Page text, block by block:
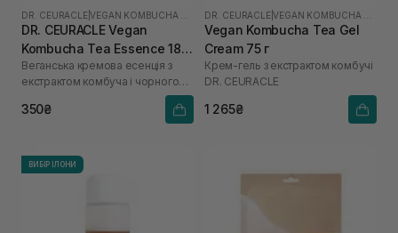
DR. CEURACLE |
DR. CEURACLE Vegan
Kombucha Tea Essence 18
мл
Веганська кремова есенція з
екстрактом комбуча і чорного
350₴
DR. CEURACLE |
Vegan Kombucha Tea Gel
Cream 75 г
Крем-гель з екстрактом комбучі
DR. СEURACLE
1 265₴
ВИБІР ІЛОНИ